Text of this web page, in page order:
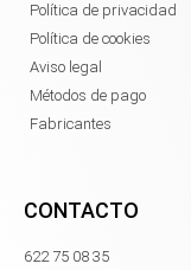
Política de privacidad
Política de cookies
Aviso legal
Métodos de pago
Fabricantes
CONTACTO
622 75 08 35